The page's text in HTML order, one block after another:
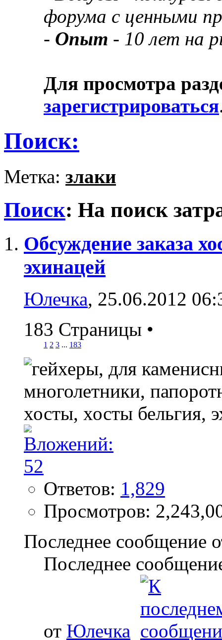
форума с ценными
- Опыт - 10 лет на
Для просмотра
зарегистрироваться
Поиск:
Метка: злаки
Поиск: На поиск
Обсуждение заказа
эхинацей
Юлечка, 25.06.2012
183 Страницы •
1 2 3 ... 183
Ответов: 1,829
Просмотров:
Последнее сообщение
Последнее
от Юлечка